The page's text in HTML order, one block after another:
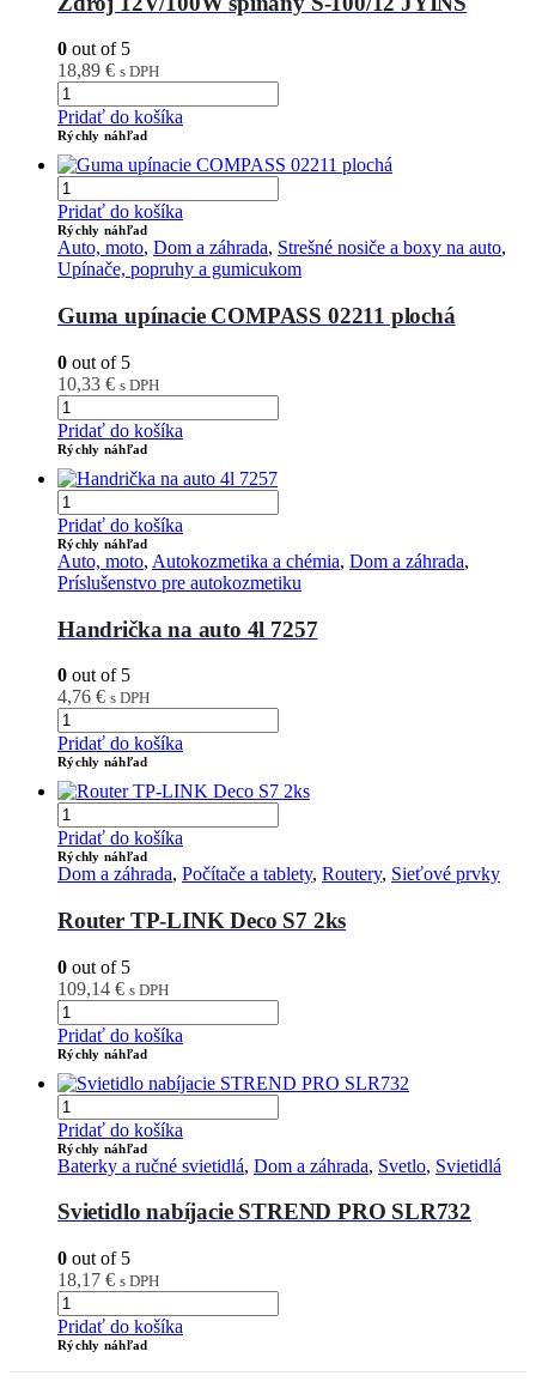
0 out of 5
18,89 € s DPH
Pridať do košíka
Rýchly náhľad
Pridať do košíka
Rýchly náhľad
Auto, moto, Dom a záhrada, Strešné nosiče a boxy na auto,
Upínače, popruhy a gumicukom
Guma upínacie COMPASS 02211 plochá
0 out of 5
10,33 € s DPH
Pridať do košíka
Rýchly náhľad
Pridať do košíka
Rýchly náhľad
Auto, moto, Autokozmetika a chémia, Dom a záhrada,
Príslušenstvo pre autokozmetiku
Handrička na auto 4l 7257
0 out of 5
4,76 € s DPH
Pridať do košíka
Rýchly náhľad
Pridať do košíka
Rýchly náhľad
Dom a záhrada, Počítače a tablety, Routery, Sieťové prvky
Router TP-LINK Deco S7 2ks
0 out of 5
109,14 € s DPH
Pridať do košíka
Rýchly náhľad
Pridať do košíka
Rýchly náhľad
Baterky a ručné svietidlá, Dom a záhrada, Svetlo, Svietidlá
Svietidlo nabíjacie STREND PRO SLR732
0 out of 5
18,17 € s DPH
Pridať do košíka
Rýchly náhľad